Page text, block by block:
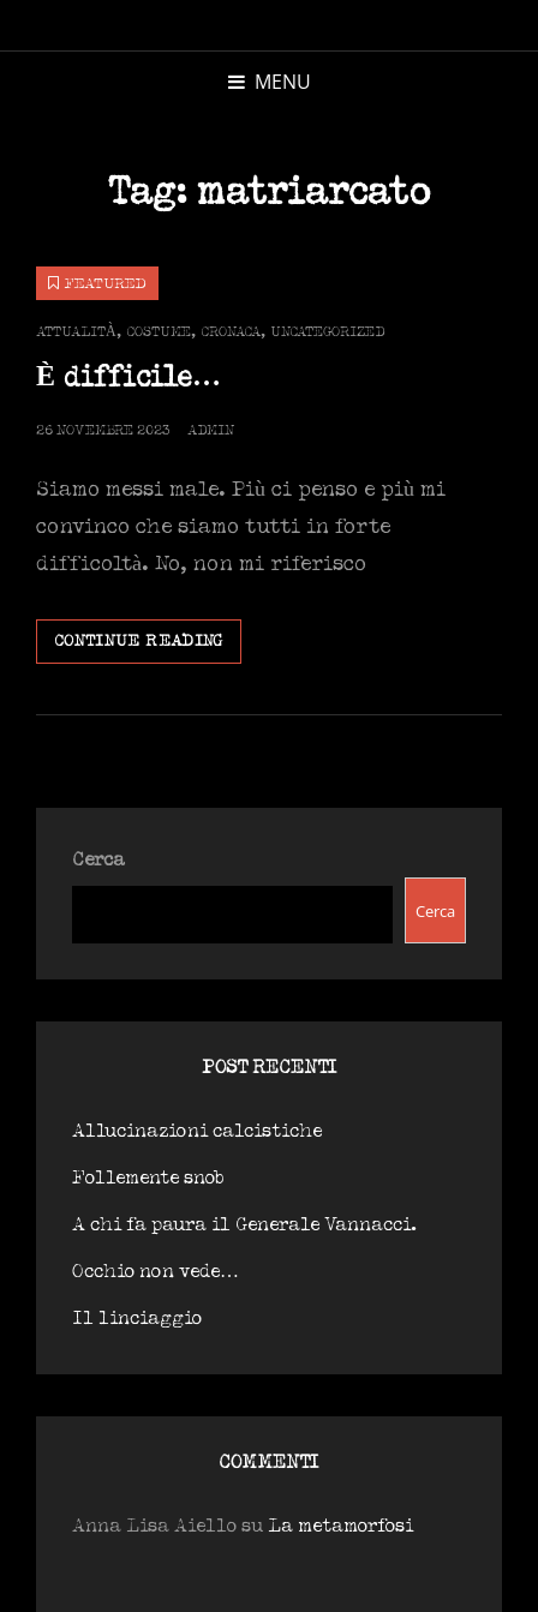
MENU
Tag: matriarcato
FEATURED
CAT
LINKS
ATTUALITÀ, COSTUME, CRONACA, UNCATEGORIZED
È difficile…
POSTED
26 NOVEMBRE 2023 ADMIN
Siamo messi male. Più ci penso e più mi
convinco che siamo tutti in forte
difficoltà. No, non mi riferisco
CONTINUE READINGÈ
DIFFICILE…
Cerca
Cerca
POST RECENTI
Allucinazioni calcistiche
Follemente snob
A chi fa paura il Generale Vannacci.
Occhio non vede…
Il linciaggio
COMMENTI
Anna Lisa Aiello su La metamorfosi